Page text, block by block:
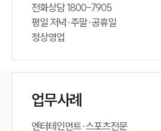
전화상담 1800-7905
평일 저녁·주말·공휴일
정상영업
업무사례
엔터테인먼트·스포츠전문